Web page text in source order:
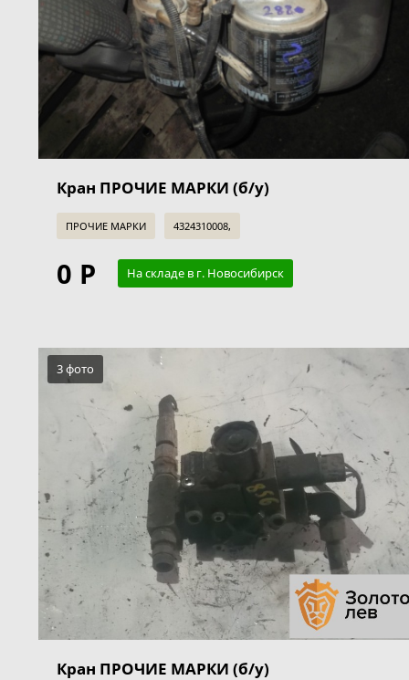
Кран ПРОЧИЕ МАРКИ (б/у)
ПРОЧИЕ МАРКИ 4324310008,
0 Р На складе в г. Новосибирск
3 фото
Кран ПРОЧИЕ МАРКИ (б/у)